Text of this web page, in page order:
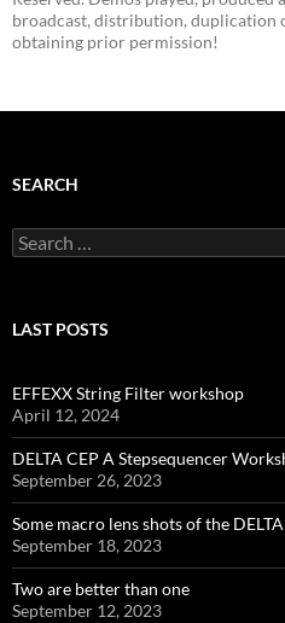
broadcast, distribution,
obtaining prior permission!
SEARCH
Search
for:
LAST POSTS
EFFEXX String Filter workshop
April 12, 2024
DELTA CEP A Stepsequencer
September 26, 2023
Some macro lens shots of the
September 18, 2023
Two are better than one
September 12, 2023